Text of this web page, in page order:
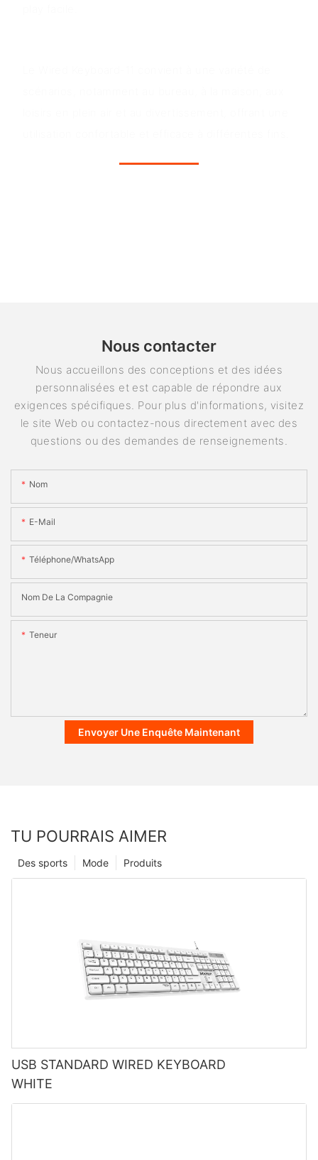
Nous contacter
Nous accueillons des conceptions et des idées
personnalisées et est capable de répondre aux
exigences spécifiques. Pour plus d'informations, visitez
le site Web ou contactez-nous directement avec des
questions ou des demandes de renseignements.
Nom
E-Mail
Téléphone/WhatsApp
Nom De La Compagnie
Teneur
Envoyer Une Enquête Maintenant
TU POURRAIS AIMER
Produits
Mode
Des sports
USB STANDARD WIRED KEYBOARD
WHITE